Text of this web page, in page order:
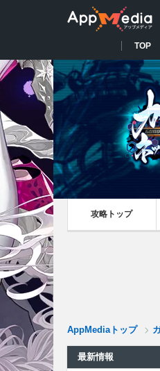
TOP
攻略トップ
AppMediaトップ
最新情報